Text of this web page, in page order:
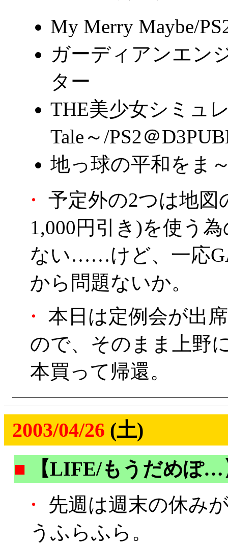
My Merry Maybe/
ガーディアンエン
ター
THE美少女シミュ
Tale～/PS2＠
地っ球の平和をま
・
予定外の2つは地図
1,000円引き)を使う
ない……けど、一応
から問題ないか。
・
本日は定例会が出
ので、そのまま上野
本買って帰還。
2003/04/26 (土)
■
【LIFE/もうだめぽ…
・
先週は週末の休み
うふらふら。